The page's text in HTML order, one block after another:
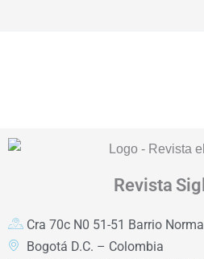
Revista
Cra 70c N0 51-51 Barrio
Bogotá D.C. – Colombia